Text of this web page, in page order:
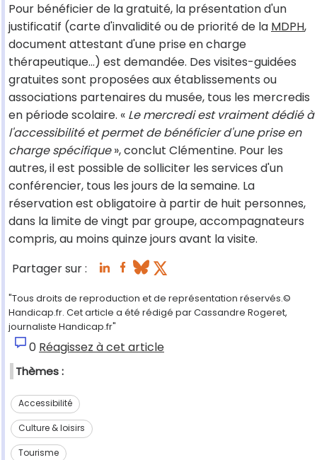
Pour bénéficier de la gratuité, la présentation d'un
justificatif (carte d'invalidité ou de priorité de la MDPH,
document attestant d'une prise en charge
thérapeutique…) est demandée. Des visites-guidées
gratuites sont proposées aux établissements ou
associations partenaires du musée, tous les mercredis
en période scolaire. « Le mercredi est vraiment dédié à
l'accessibilité et permet de bénéficier d'une prise en
charge spécifique», conclut Clémentine. Pour les
autres, il est possible de solliciter les services d'un
conférencier, tous les jours de la semaine. La
réservation est obligatoire à partir de huit personnes,
dans la limite de vingt par groupe, accompagnateurs
compris, au moins quinze jours avant la visite.
Partager sur :
"Tous droits de reproduction et de représentation réservés.©
Handicap.fr. Cet article a été rédigé par Cassandre Rogeret,
journaliste Handicap.fr"
0 Réagissez à cet article
Thèmes :
Accessibilité
Culture & loisirs
Tourisme